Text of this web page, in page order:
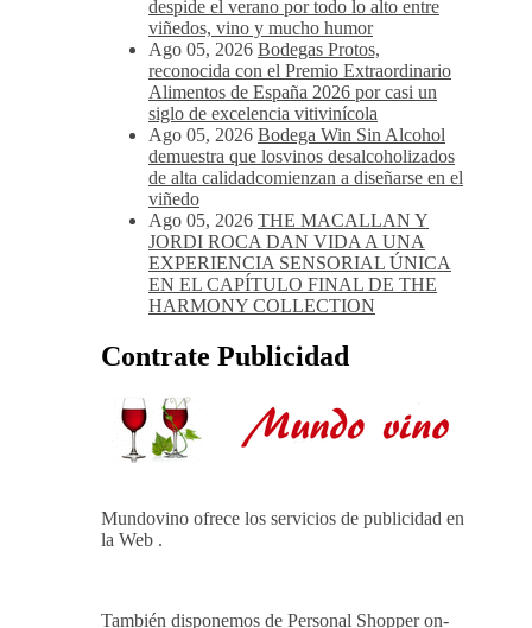
Recent Posts
Ago 05, 2026 La D.O. Cariñena prevé
vendimiar este año hasta 5 millones de
kilos de uva más que en 2025
Ago 05, 2026 Noites Méndez-Rojo
despide el verano por todo lo alto entre
viñedos, vino y mucho humor
Ago 05, 2026
reconocida con el Premio Extraordinario
Alimentos de España 2026 por casi un
siglo de excelencia vitivinícola
Ago 05, 2026 Bodega Win Sin Alcohol
demuestra que losvinos desalcoholizados
viñedo
Ago 05, 2026 THE MACALLAN Y
EXPERIENCIA SENSORIAL ÚNICA
EN EL CAPÍTULO FINAL DE THE
HARMONY COLLECTION